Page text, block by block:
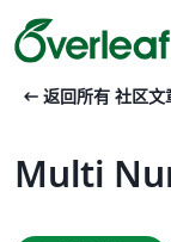
arrow_left_alt 返回所有 社区文
Multi